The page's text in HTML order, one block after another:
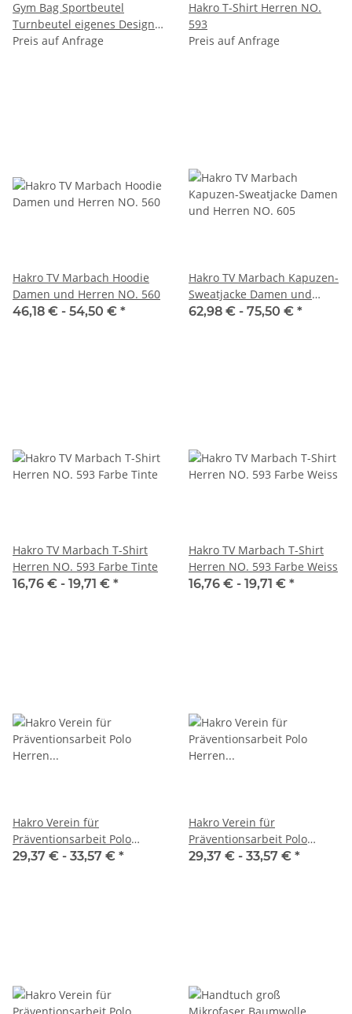
Gym Bag Sportbeutel
Turnbeutel eigenes Design
Musterbeutel
Preis auf Anfrage
Hakro T-Shirt Herren NO.
593
Preis auf Anfrage
Hakro TV Marbach Hoodie
Damen und Herren NO. 560
46,18 € - 54,50 € *
Hakro TV Marbach Kapuzen-
Sweatjacke Damen und
Herren NO. 605
62,98 € - 75,50 € *
Hakro TV Marbach T-Shirt
Herren NO. 593 Farbe Tinte
16,76 € - 19,71 € *
Hakro TV Marbach T-Shirt
Herren NO. 593 Farbe Weiss
16,76 € - 19,71 € *
Hakro Verein für
Präventionsarbeit Polo
Herren NO. 810 Farbe
29,37 € - 33,57 € *
Hakro Verein für
Präventionsarbeit Polo
Herren NO. 810 Farbe
29,37 € - 33,57 € *